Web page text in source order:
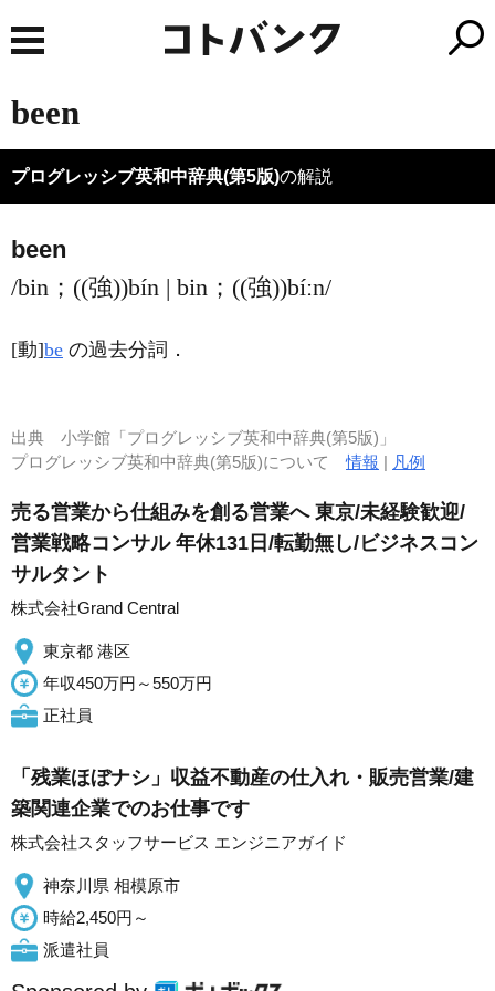
been
プログレッシブ英和中辞典(第5版)の解説
been
/bin；((強))bín | bin；((強))bíːn/
[動]be の過去分詞 ．
出典 小学館「プログレッシブ英和中辞典(第5版)」
プログレッシブ英和中辞典(第5版)について情報 | 凡例
売る営業から仕組みを創る営業へ 東京/未経験歓迎/
営業戦略コンサル 年休131日/転勤無し/ビジネスコン
サルタント
株式会社Grand Central
東京都 港区
年収450万円～550万円
正社員
「残業ほぼナシ」収益不動産の仕入れ・販売営業/建
築関連企業でのお仕事です
株式会社スタッフサービス エンジニアガイド
神奈川県 相模原市
時給2,450円～
派遣社員